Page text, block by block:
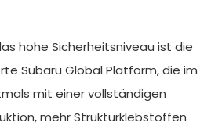
hohe Sicherheitsniveau ist die
Subaru Global Platform, die im
mit einer vollständigen
mehr Strukturklebstoffen